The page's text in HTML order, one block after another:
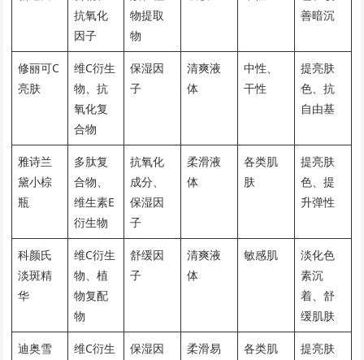
抗氧化
因子
物提取
物
善暗沉
修丽可C
亮肤
维C衍生
物、抗
氧化复
合物
保湿因
子
清爽液
体
中性、
干性
提亮肤
色、抗
自由基
雅诗兰
黛小棕
瓶
多肽复
合物、
维生素E
衍生物
抗氧化
成分、
保湿因
子
柔滑液
体
各类肌
肤
提亮肤
色、提
升弹性
科颜氏
淡斑精
华
维C衍生
物、植
物复配
物
舒缓因
子
清爽液
体
敏感肌
淡化色
素沉
着、舒
缓肌肤
迪奥雪
维C衍生
保湿因
柔滑易
各类肌
提亮肤